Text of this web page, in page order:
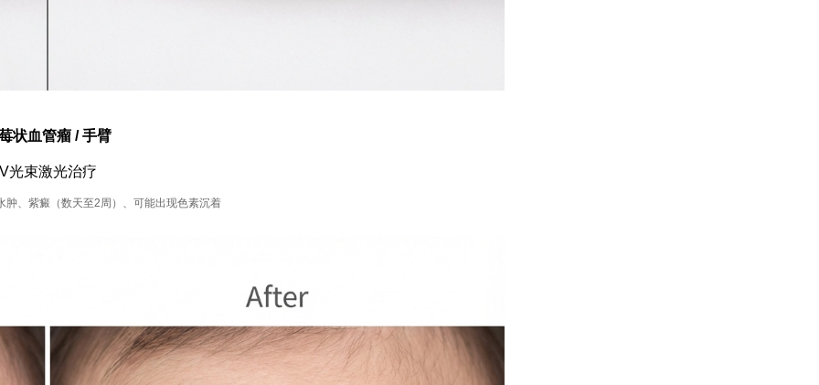
状血管瘤 / 手臂
光束激光治疗
肿、紫癜（数天至2周）、可能出现色素沉着